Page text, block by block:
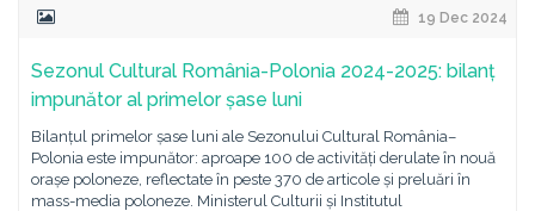
19 Dec 2024
Sezonul Cultural România-Polonia 2024-2025: bilanț
impunător al primelor șase luni
Bilanțul primelor șase luni ale Sezonului Cultural România–
Polonia este impunător: aproape 100 de activități derulate în nouă
orașe poloneze, reflectate în peste 370 de articole și preluări în
mass-media poloneze. Ministerul Culturii și Institutul